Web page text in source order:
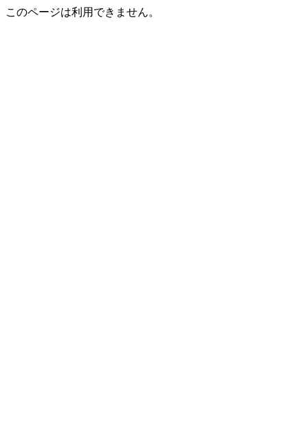
このページは利用できません。